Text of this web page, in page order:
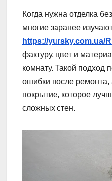
Когда нужна отделка
многие заранее изучают
https://yursky.com.ua/
фактуру, цвет и
комнату. Такой подход
ошибки после ремонта,
покрытие, которое
сложных стен.